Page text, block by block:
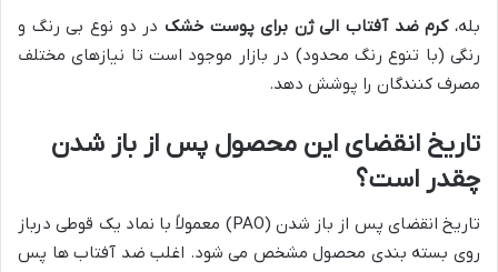
بله،کرم ضد آفتاب الی ژن برای پوست خشک در دو نوع بی رنگ و
رنگی (با تنوع رنگ محدود) در بازار موجود است تا نیازهای مختلف
مصرف کنندگان را پوشش دهد.
تاریخ انقضای این محصول پس از باز شدن
چقدر است؟
تاریخ انقضای پس از باز شدن (PAO) معمولاً با نماد یک قوطی درباز
روی بسته بندی محصول مشخص می شود. اغلب ضد آفتاب ها پس